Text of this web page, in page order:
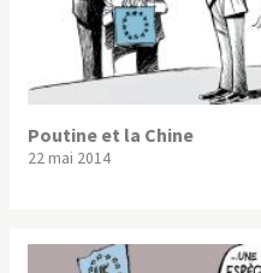
Poutine et la Chine
22 mai 2014